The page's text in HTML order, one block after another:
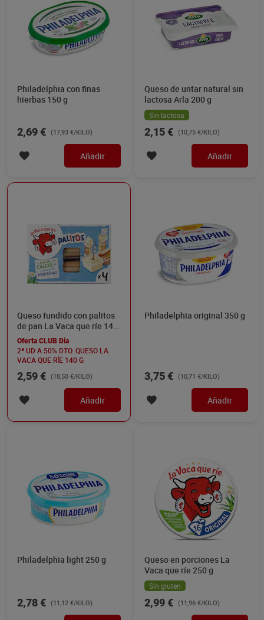
Philadelphia con finas
hierbas 150 g
2,69 € (17,93 €/KILO)
Añadir
Queso de untar natural sin
lactosa Arla 200 g
Sin lactosa
2,15 € (10,75 €/KILO)
Añadir
Queso fundido con palitos
de pan La Vaca que ríe 140
g
Oferta CLUB Dia
2ª UD A 50% DTO. QUESO LA
VACA QUE RÍE 140 G
2,59 € (18,50 €/KILO)
Añadir
Philadelphia original 350 g
3,75 € (10,71 €/KILO)
Añadir
Philadelphia light 250 g
2,78 € (11,12 €/KILO)
Queso en porciones La
Vaca que ríe 250 g
Sin gluten
2,99 € (11,96 €/KILO)